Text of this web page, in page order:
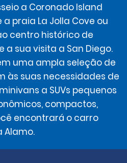
a Coronado Island
praia La Jolla Cove ou
centro histórico de
a sua visita a San Diego.
uma ampla seleção de
às suas necessidades de
a SUVs pequenos
compactos,
encontrará o carro
Alamo.